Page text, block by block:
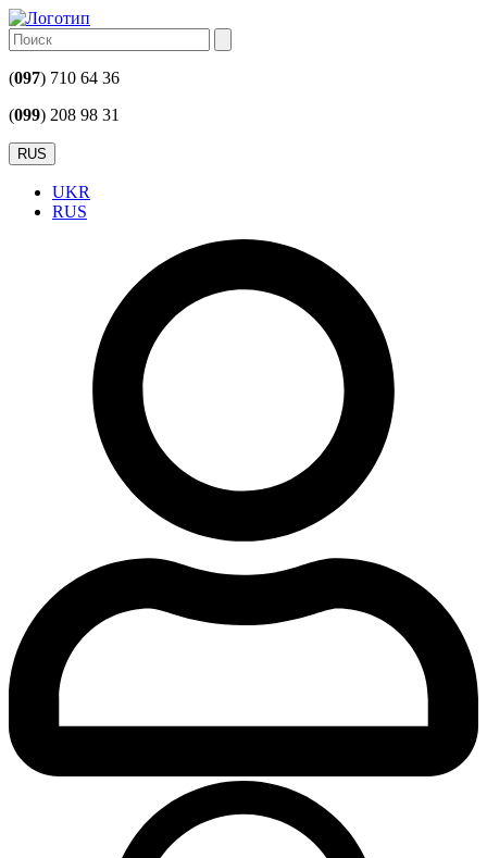
(097) 710 64 36
(099) 208 98 31
RUS
UKR
RUS